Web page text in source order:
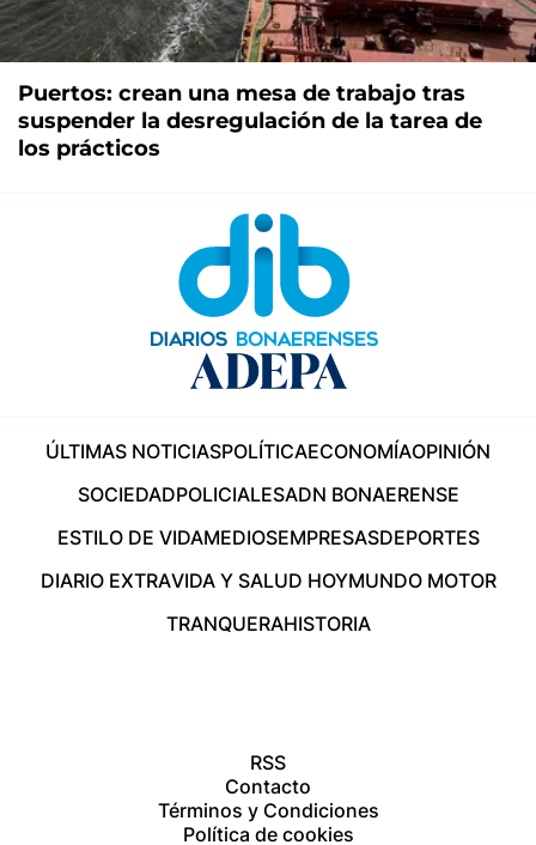
Puertos: crean una mesa de trabajo tras
suspender la desregulación de la tarea de
los prácticos
ÚLTIMAS NOTICIASPOLÍTICAECONOMÍAOPINIÓN
SOCIEDADPOLICIALESADN BONAERENSE
ESTILO DE VIDAMEDIOSEMPRESASDEPORTES
DIARIO EXTRAVIDA Y SALUD HOYMUNDO MOTOR
TRANQUERAHISTORIA
RSS
Contacto
Términos y Condiciones
Política de cookies